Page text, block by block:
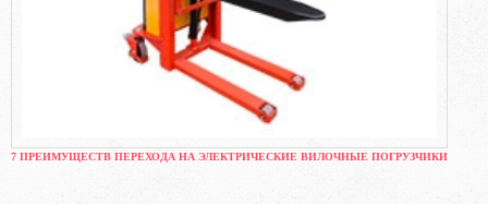
7 ПРЕИМУЩЕСТВ ПЕРЕХОДА НА ЭЛЕКТРИЧЕСКИЕ ВИЛОЧНЫЕ ПОГРУЗЧИКИ